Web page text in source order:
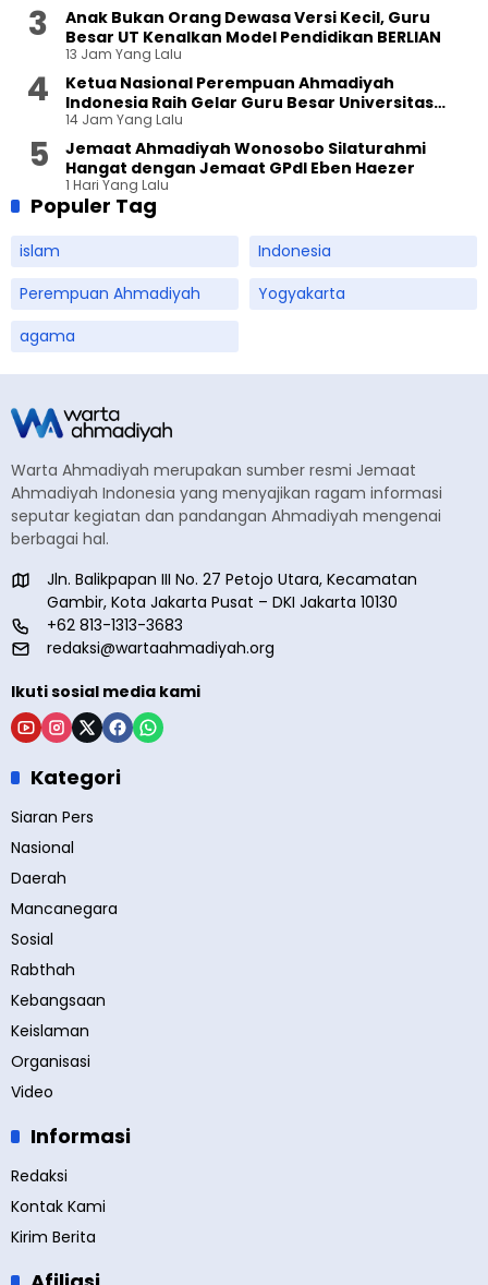
Anak Bukan Orang Dewasa Versi Kecil, Guru
Besar UT Kenalkan Model Pendidikan BERLIAN
13 Jam Yang Lalu
Ketua Nasional Perempuan Ahmadiyah
Indonesia Raih Gelar Guru Besar Universitas
Terbuka
14 Jam Yang Lalu
Jemaat Ahmadiyah Wonosobo Silaturahmi
Hangat dengan Jemaat GPdI Eben Haezer
1 Hari Yang Lalu
Populer Tag
islam
Indonesia
Perempuan Ahmadiyah
Yogyakarta
agama
Warta Ahmadiyah merupakan sumber resmi Jemaat
Ahmadiyah Indonesia yang menyajikan ragam informasi
seputar kegiatan dan pandangan Ahmadiyah mengenai
berbagai hal.
Jln. Balikpapan III No. 27 Petojo Utara, Kecamatan
Gambir, Kota Jakarta Pusat – DKI Jakarta 10130
+62 813-1313-3683
redaksi@wartaahmadiyah.org
Ikuti sosial media kami
Kategori
Siaran Pers
Nasional
Daerah
Mancanegara
Sosial
Rabthah
Kebangsaan
Keislaman
Organisasi
Video
Informasi
Redaksi
Kontak Kami
Kirim Berita